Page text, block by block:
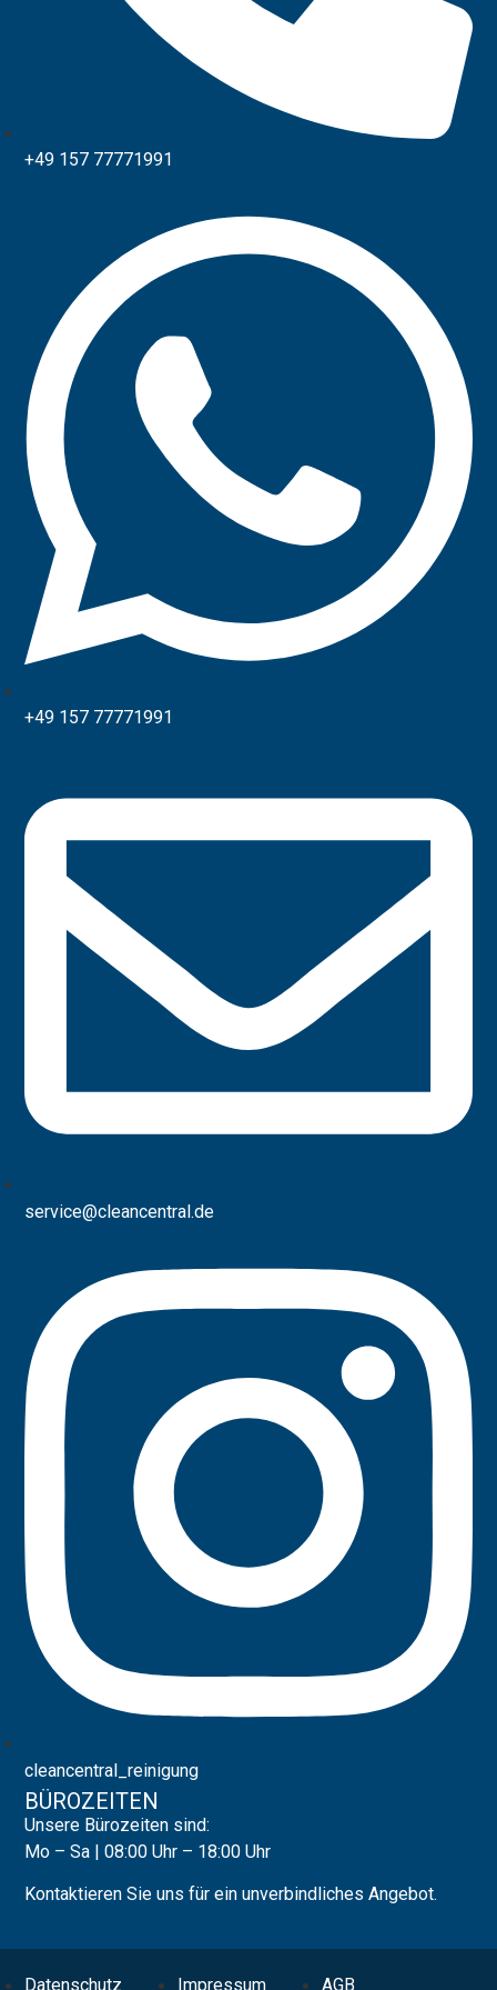
+49 157 77771991
+49 157 77771991
service@cleancentral.de
cleancentral_reinigung
BÜROZEITEN
Unsere Bürozeiten sind:
Mo – Sa | 08:00 Uhr – 18:00 Uhr
Kontaktieren Sie uns für ein unverbindliches Angebot.
Datenschutz Impressum AGB